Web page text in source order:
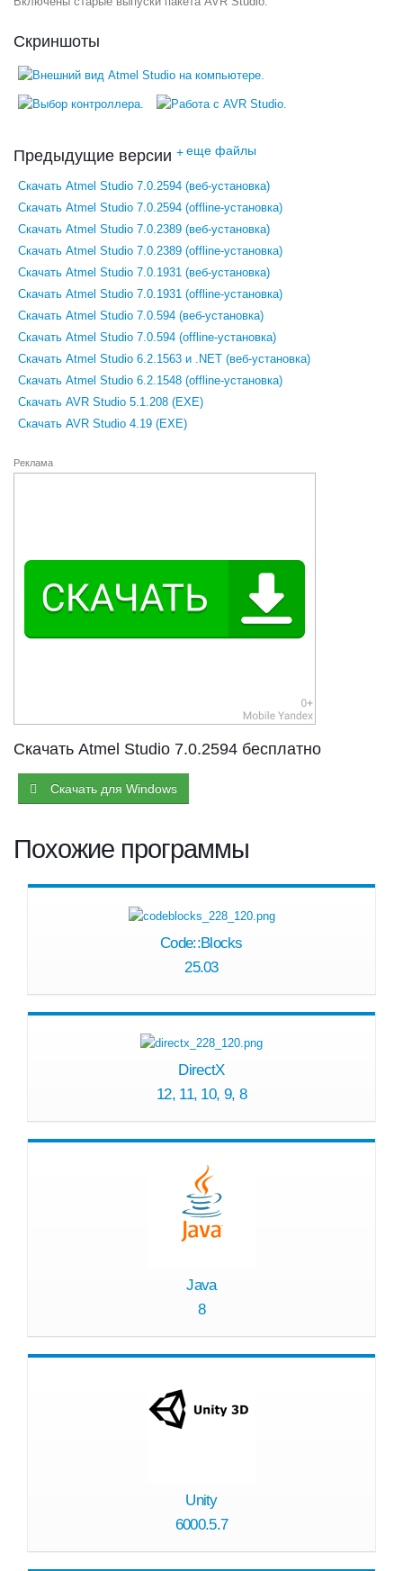
Скриншоты
Предыдущие версии +еще файлы
Скачать Atmel Studio 7.0.2594 (веб-установка)
Скачать Atmel Studio 7.0.2594 (offline-установка)
Скачать Atmel Studio 7.0.2389 (веб-установка)
Скачать Atmel Studio 7.0.2389 (offline-установка)
Скачать Atmel Studio 7.0.1931 (веб-установка)
Скачать Atmel Studio 7.0.1931 (offline-установка)
Скачать Atmel Studio 7.0.594 (веб-установка)
Скачать Atmel Studio 7.0.594 (offline-установка)
Скачать Atmel Studio 6.2.1563 и .NET (веб-установка)
Скачать Atmel Studio 6.2.1548 (offline-установка)
Скачать AVR Studio 5.1.208 (EXE)
Скачать AVR Studio 4.19 (EXE)
Реклама
Скачать Atmel Studio 7.0.2594 бесплатно
Скачать для Windows
Похожие программы
Code::Blocks
25.03
DirectX
12, 11, 10, 9, 8
Java
8
Unity
6000.5.7